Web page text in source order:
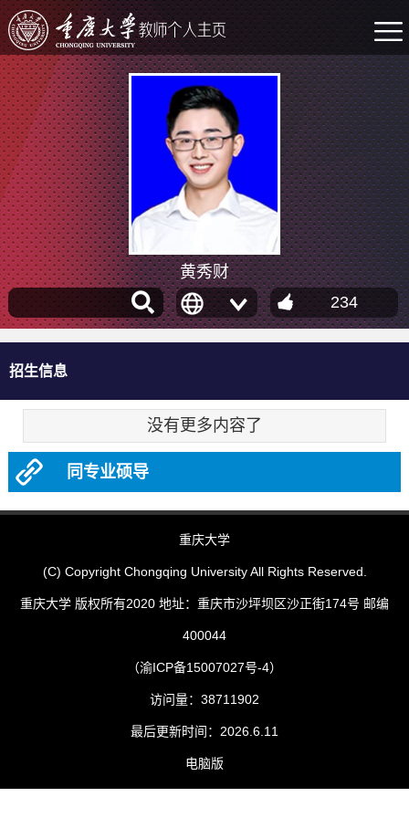
黄秀财
234
招生信息
没有更多内容了
同专业硕导
重庆大学
(C) Copyright Chongqing University All Rights Reserved.
重庆大学 版权所有2020 地址：重庆市沙坪坝区沙正街174号 邮编
400044
（渝ICP备15007027号-4）
访问量： 38711902
最后更新时间： 2026 6 11
电脑版